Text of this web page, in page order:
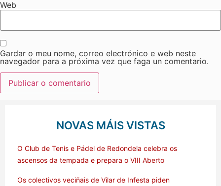
Web
Gardar o meu nome, correo electrónico e web neste
navegador para a próxima vez que faga un comentario.
NOVAS MÁIS VISTAS
O Club de Tenis e Pádel de Redondela celebra os
ascensos da tempada e prepara o VIII Aberto
Os colectivos veciñais de Vilar de Infesta piden